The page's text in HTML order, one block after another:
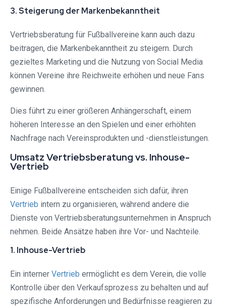
3. Steigerung der Markenbekanntheit
Vertriebsberatung für Fußballvereine kann auch dazu
beitragen, die Markenbekanntheit zu steigern. Durch
gezieltes Marketing und die Nutzung von Social Media
können Vereine ihre Reichweite erhöhen und neue Fans
gewinnen.
Dies führt zu einer größeren Anhängerschaft, einem
höheren Interesse an den Spielen und einer erhöhten
Nachfrage nach Vereinsprodukten und -dienstleistungen.
Umsatz Vertriebsberatung vs. Inhouse-
Vertrieb
Einige Fußballvereine entscheiden sich dafür, ihren
Vertrieb intern zu organisieren, während andere die
Dienste von Vertriebsberatungsunternehmen in Anspruch
nehmen. Beide Ansätze haben ihre Vor- und Nachteile.
1. Inhouse-Vertrieb
Ein interner Vertrieb ermöglicht es dem Verein, die volle
Kontrolle über den Verkaufsprozess zu behalten und auf
spezifische Anforderungen und Bedürfnisse reagieren zu